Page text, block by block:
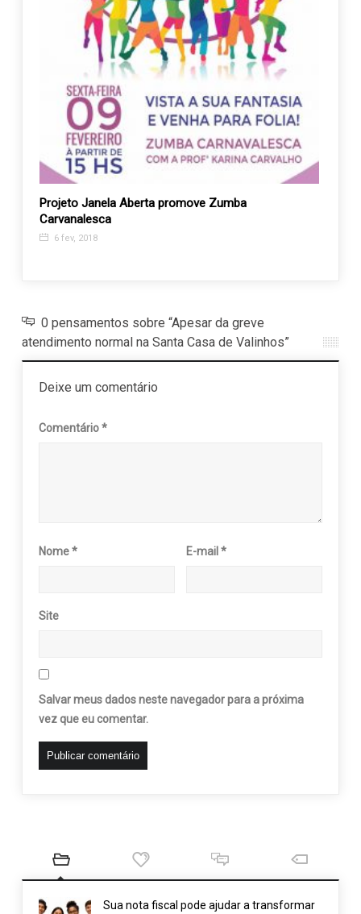
Projeto Janela Aberta promove Zumba
Carvanalesca
6 fev, 2018
0 pensamentos sobre “Apesar da greve
atendimento normal na Santa Casa de Valinhos”
Deixe um comentário
Comentário*
Nome* E-mail*
Site
Salvar meus dados neste navegador para a próxima
vez que eu comentar.
Sua nota fiscal pode ajudar a transformar